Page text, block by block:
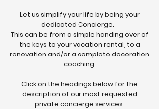
Let us simplify your life by being your
dedicated Concierge.
This can be from a simple handing over of
the keys to your vacation rental, to a
renovation and/or a complete decoration
coaching.
Click on the headings below for the
description of our most requested
private concierge services.